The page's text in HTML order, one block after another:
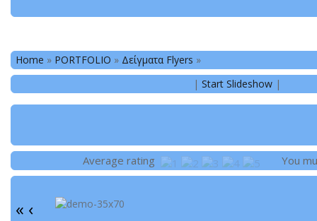
Home » PORTFOLIO » Δείγματα Flyers »
| Start Slideshow |
Average rating You
« ‹